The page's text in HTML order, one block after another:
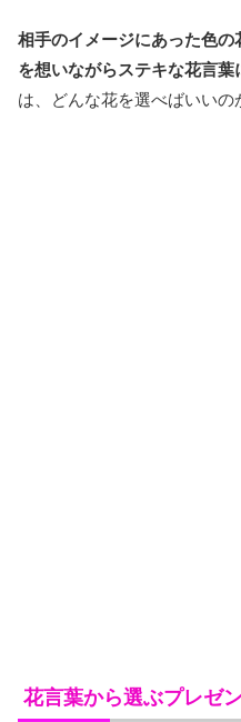
相手のイメージにあった色
を想いながらステキな花言葉
は、どんな花を選べばいいの
花言葉から選ぶプレゼ